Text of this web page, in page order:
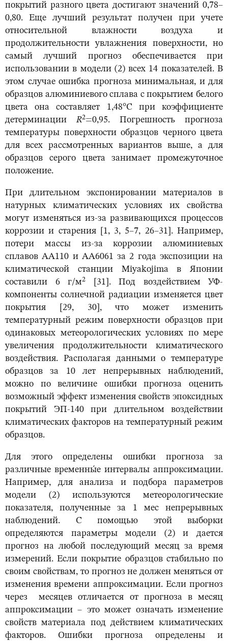
покрытий разного цвета достигают значений 0,78–
0,80. Еще лучший результат получен при учете
относительной влажности воздуха и
продолжительности увлажнения поверхности, но
самый лучший прогноз обеспечивается при
использовании в модели (2) всех 14 показателей. В
этом случае ошибка прогноза минимальная, и для
образцов алюминиевого сплава с покрытием белого
цвета она составляет 1,48°С при коэффициенте
детерминации R2=0,95. Погрешность прогноза
температуры поверхности образцов черного цвета
для всех рассмотренных вариантов выше, а для
образцов серого цвета занимает промежуточное
положение.
При длительном экспонировании материалов в
натурных климатических условиях их свойства
могут изменяться из-за развивающихся процессов
коррозии и старения [1, 3, 5–7, 26–31]. Например,
потери массы из-за коррозии алюминиевых
сплавов АА110 и АА6061 за 2 года экспозиции на
климатической станции Miyakojima в Японии
составили 6 г/м2
[31]. Под воздействием УФ-
компоненты солнечной радиации изменяется цвет
покрытия [29, 30], что может изменить
температурный режим поверхности образцов при
одинаковых метеорологических условиях по мере
увеличения продолжительности климатического
воздействия. Располагая данными о температуре
образцов за 10 лет непрерывных наблюдений,
можно по величине ошибки прогноза оценить
возможный эффект изменения свойств эпоксидных
покрытий ЭП-140 при длительном воздействии
климатических факторов на температурный режим
образцов.
Для этого определены ошибки прогноза за
различные временны́е интервалы аппроксимации.
Например, для анализа и подбора параметров
модели (2) используются метеорологические
показателя, полученные за 1 мес непрерывных
наблюдений. С помощью этой выборки
определяются параметры модели (2) и дается
прогноз на любой последующий месяц за время
измерений. Если покрытие образцов стабильно по
своим свойствам, то прогноз не должен меняться от
изменения времени аппроксимации. Если прогноз
через месяцев отличается от прогноза в месяц
аппроксимации – это может означать изменение
свойств материала под действием климатических
факторов. Ошибки прогноза определены и